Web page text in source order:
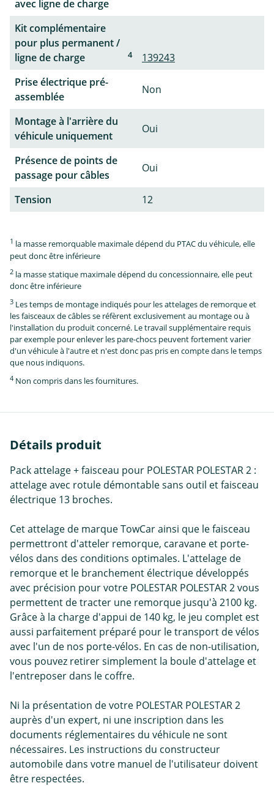
avec ligne de charge
Kit complémentaire
pour plus permanent /
ligne de charge
4
139243
Prise électrique pré-
assemblée
Non
Montage à l'arrière du
véhicule uniquement
Oui
Présence de points de
passage pour câbles
Oui
Tension 12
1 la masse remorquable maximale dépend du PTAC du véhicule, elle
peut donc être inférieure
2 la masse statique maximale dépend du concessionnaire, elle peut
donc être inférieure
3 Les temps de montage indiqués pour les attelages de remorque et
les faisceaux de câbles se réfèrent exclusivement au montage ou à
l'installation du produit concerné. Le travail supplémentaire requis
par exemple pour enlever les pare-chocs peuvent fortement varier
d'un véhicule à l'autre et n'est donc pas pris en compte dans le temps
que nous indiquons.
4 Non compris dans les fournitures.
Détails produit
Pack attelage + faisceau pour POLESTAR POLESTAR 2 :
attelage avec rotule démontable sans outil et faisceau
électrique 13 broches.
Cet attelage de marque TowCar ainsi que le faisceau
permettront d'atteler remorque, caravane et porte-
vélos dans des conditions optimales. L'attelage de
remorque et le branchement électrique développés
avec précision pour votre POLESTAR POLESTAR 2 vous
permettent de tracter une remorque jusqu'à 2100 kg.
Grâce à la charge d'appui de 140 kg, le jeu complet est
aussi parfaitement préparé pour le transport de vélos
avec l'un de nos porte-vélos. En cas de non-utilisation,
vous pouvez retirer simplement la boule d'attelage et
l'entreposer dans le coffre.
Ni la présentation de votre POLESTAR POLESTAR 2
auprès d'un expert, ni une inscription dans les
documents réglementaires du véhicule ne sont
nécessaires. Les instructions du constructeur
automobile dans votre manuel de l'utilisateur doivent
être respectées.